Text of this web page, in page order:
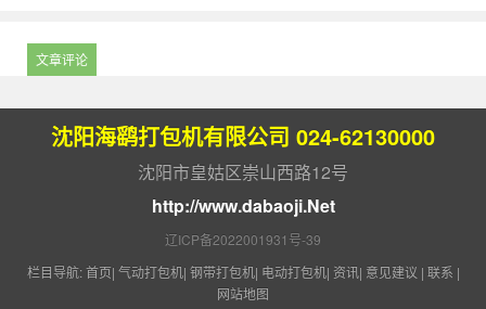
文章评论
沈阳海鹞打包机有限公司 024-62130000
沈阳市皇姑区崇山西路12号
http://www.dabaoji.Net
辽ICP备2022001931号-39
栏目导航:首页| 气动打包机| 钢带打包机| 电动打包机| 资讯| 意见建议 | 联系 |
网站地图